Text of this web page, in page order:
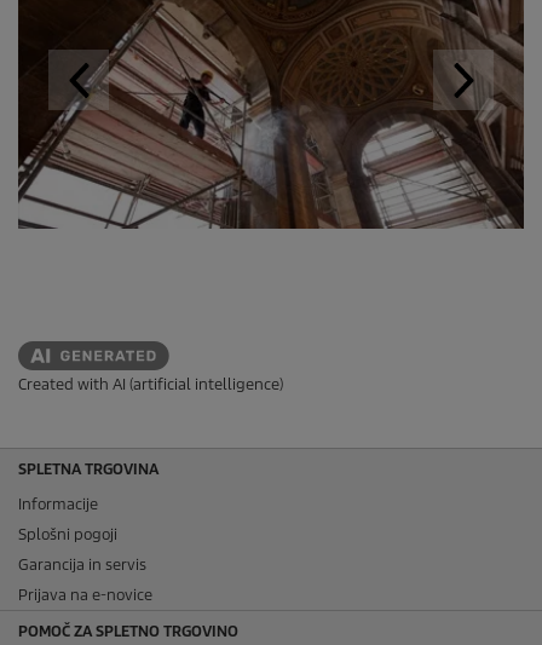
Created with AI (artificial intelligence)
SPLETNA TRGOVINA
Informacije
Splošni pogoji
Garancija in servis
Prijava na e-novice
POMOČ ZA SPLETNO TRGOVINO